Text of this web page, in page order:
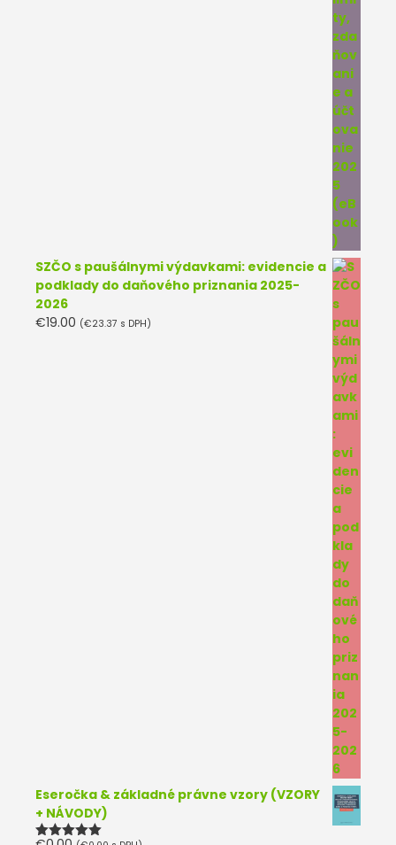
SZČO s paušálnymi výdavkami: evidencie a
podklady do daňového priznania 2025-
2026
€19.00 (€23.37 s DPH)
Eseročka & základné právne vzory (VZORY
+ NÁVODY)